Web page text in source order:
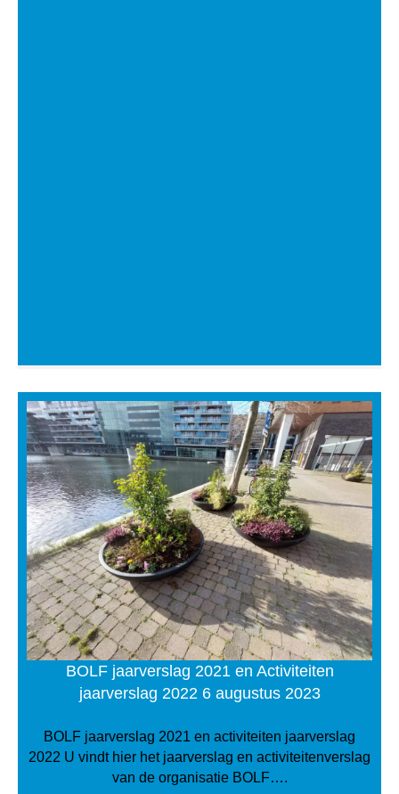
BOLF jaarverslag 2021 en Activiteiten
jaarverslag 2022 6 augustus 2023
BOLF jaarverslag 2021 en activiteiten jaarverslag
2022 U vindt hier het jaarverslag en activiteitenverslag
van de organisatie BOLF….